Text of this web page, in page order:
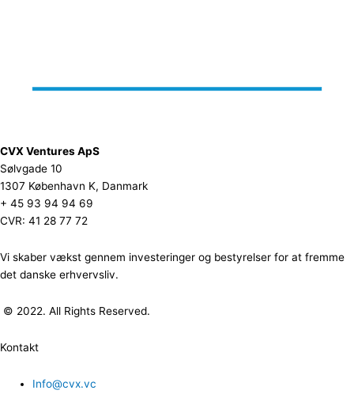
CVX Ventures ApS
Sølvgade 10
1307 København K, Danmark
+ 45 93 94 94 69
CVR: 41 28 77 72
Vi skaber vækst gennem investeringer og bestyrelser for at fremme
det danske erhvervsliv.
© 2022. All Rights Reserved.
Kontakt
Info@cvx.vc